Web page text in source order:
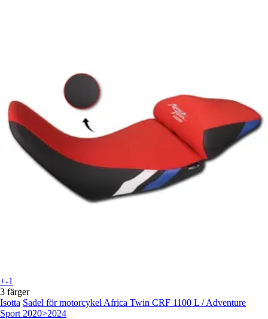
+-1
3 färger
Isotta Sadel för motorcykel Africa Twin CRF 1100 L / Adventure
Sport 2020>2024